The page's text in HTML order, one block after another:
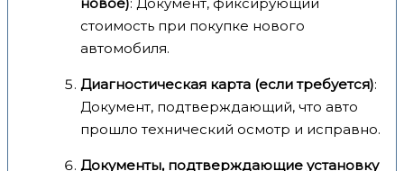
стоимость при покупке нового
автомобиля.
Диагностическая карта (если требуется):
Документ, подтверждающий, что авто
прошло технический осмотр и исправно.
Документы, подтверждающие установку